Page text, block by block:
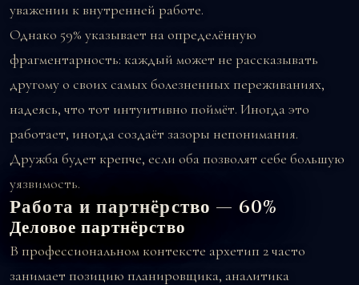
уважении к внутренней работе.
Однако 59% указывает на определённую
фрагментарность: каждый может не рассказывать
другому о своих самых болезненных переживаниях,
надеясь, что тот интуитивно поймёт. Иногда это
работает, иногда создаёт зазоры непонимания.
Дружба будет крепче, если оба позволят себе большую
уязвимость.
Работа и партнёрство — 60%
Деловое партнёрство
В профессиональном контексте архетип 2 часто
занимает позицию планировщика, аналитика